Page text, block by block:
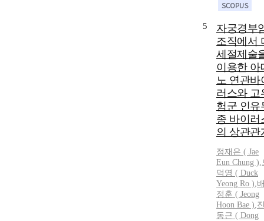
5
자궁경부
조직에서
세절제술
이용한 아
노 연관바
러스와 고
험군 인유
종 바이러
의 상관관
정재은 ( Jae
Eun Chung ),
덕영 ( Duck
Yeong Ro ),
정훈 ( Jeong
Hoon Bae ),
동근 ( Dong